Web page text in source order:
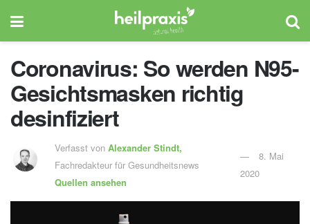
Coronavirus: So werden N95-
Gesichtsmasken richtig
desinfiziert
Verfasst von Alexander Stindt,
Fachredakteur für Gesundheitsnews
Quellen ansehen
8. Mai
2020